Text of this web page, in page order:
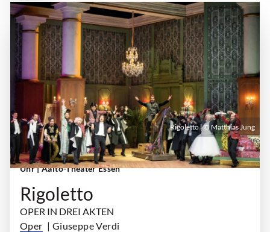
Samstag, 10. Oktober 2026 | 19:00 Uhr - 21:45
Uhr| Aalto-Theater Essen
Rigoletto
OPER IN DREI AKTEN
Oper | Giuseppe Verdi
Rigoletto | © Matthias Jung